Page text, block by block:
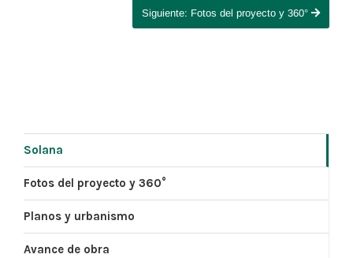
Siguiente: Fotos del proyecto y 360°
Solana
Fotos del proyecto y 360°
Planos y urbanismo
Avance de obra